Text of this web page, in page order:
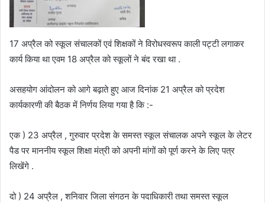
17 अप्रैल को स्कूल संचालकों एवं शिक्षकों ने विरोधस्वरूप काली पट्टी लगाकर
कार्य किया था एवम 18 अप्रैल को स्कूलों ने बंद रखा था .
असहयोग आंदोलन को आगे बढ़ाते हुए आज दिनांक 21 अप्रैल को प्रदेश
कार्यकारणी की बैठक में निर्णय लिया गया है कि :-
एक ) 23 अप्रैल , गुरुवार प्रदेश के समस्त स्कूल संचालक अपने स्कूल के लेटर
पैड पर माननीय स्कूल शिक्षा मंत्री को अपनी मांगों को पूर्ण करने के लिए पत्र
लिखेंगे .
दो ) 24 अप्रैल , शनिवार जिला संगठन के पदाधिकारी तथा समस्त स्कूल